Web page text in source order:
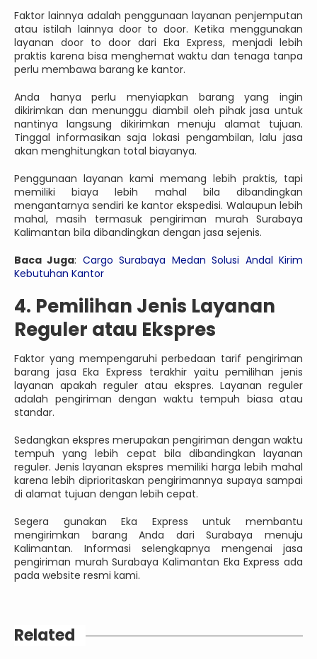
Faktor lainnya adalah penggunaan layanan penjemputan
atau istilah lainnya door to door. Ketika menggunakan
layanan door to door dari Eka Express, menjadi lebih
praktis karena bisa menghemat waktu dan tenaga tanpa
perlu membawa barang ke kantor.
Anda hanya perlu menyiapkan barang yang ingin
dikirimkan dan menunggu diambil oleh pihak jasa untuk
nantinya langsung dikirimkan menuju alamat tujuan.
Tinggal informasikan saja lokasi pengambilan, lalu jasa
akan menghitungkan total biayanya.
Penggunaan layanan kami memang lebih praktis, tapi
memiliki biaya lebih mahal bila dibandingkan
mengantarnya sendiri ke kantor ekspedisi. Walaupun lebih
mahal, masih termasuk pengiriman murah Surabaya
Kalimantan bila dibandingkan dengan jasa sejenis.
Baca Juga: Cargo Surabaya Medan Solusi Andal Kirim
Kebutuhan Kantor
4. Pemilihan Jenis Layanan
Reguler atau Ekspres
Faktor yang mempengaruhi perbedaan tarif pengiriman
barang jasa Eka Express terakhir yaitu pemilihan jenis
layanan apakah reguler atau ekspres. Layanan reguler
adalah pengiriman dengan waktu tempuh biasa atau
standar.
Sedangkan ekspres merupakan pengiriman dengan waktu
tempuh yang lebih cepat bila dibandingkan layanan
reguler. Jenis layanan ekspres memiliki harga lebih mahal
karena lebih diprioritaskan pengirimannya supaya sampai
di alamat tujuan dengan lebih cepat.
Segera gunakan Eka Express untuk membantu
mengirimkan barang Anda dari Surabaya menuju
Kalimantan. Informasi selengkapnya mengenai jasa
pengiriman murah Surabaya Kalimantan Eka Express ada
pada website resmi kami.
Related